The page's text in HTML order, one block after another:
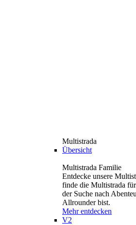
Multistrada
Übersicht
Multistrada Familie
Entdecke unsere
finde die Multistrada
der Suche nach
Allrounder bist.
Mehr entdecken
V2